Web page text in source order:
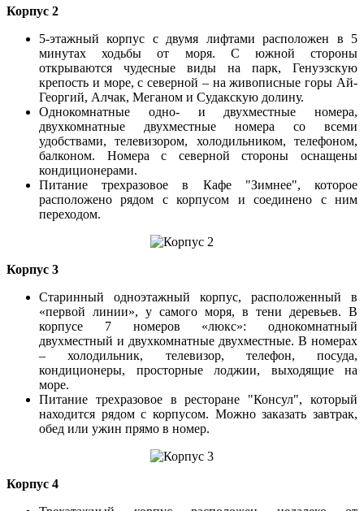
Корпус 2
5-этажный корпус с двумя лифтами расположен в 5
минутах ходьбы от моря. С южной стороны
открываются чудесные виды на парк, Генуэзскую
крепость и море, с северной – на живописные горы Ай-
Георгий, Алчак, Меганом и Судакскую долину.
Однокомнатные одно- и двухместные номера,
двухкомнатные двухместные номера со всеми
удобствами, телевизором, холодильником, телефоном,
балконом. Номера с северной стороны оснащены
кондиционерами.
Питание трехразовое в Кафе "Зимнее", которое
расположено рядом с корпусом и соединено с ним
переходом.
Корпус 3
Старинный одноэтажный корпус, расположенный в
«первой линии», у самого моря, в тени деревьев. В
корпусе 7 номеров «люкс»: однокомнатный
двухместный и двухкомнатные двухместные. В номерах
– холодильник, телевизор, телефон, посуда,
кондиционеры, просторные лоджии, выходящие на
море.
Питание трехразовое в ресторане "Консул", который
находится рядом с корпусом. Можно заказать завтрак,
обед или ужин прямо в номер.
Корпус 4